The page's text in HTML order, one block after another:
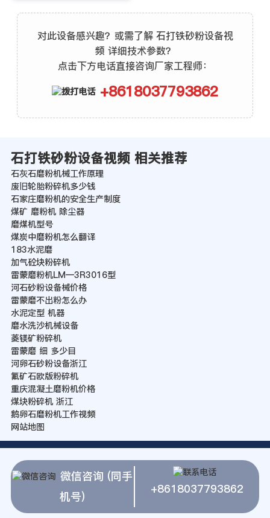
对此设备感兴趣？或需了解 石打铁砂粉设备视
频 详细技术参数？
点击下方电话直接咨询厂家工程师：
+8618037793862
石打铁砂粉设备视频 相关推荐
石灰石磨粉机械工作原理
废旧轮胎粉碎机多少钱
石家庄磨粉机的安全生产制度
煤矿 磨粉机 除尘器
磨煤机型号
煤炭中磨粉机怎么翻译
183水泥磨
加气砼块粉碎机
雷蒙磨粉机LM—3R3016型
河石砂粉设备械价格
雷蒙磨不出粉怎么办
水泥定型 机器
磨水洗沙机械设备
菱镁矿粉碎机
雷蒙磨 细 多少目
河卵石砂粉设备浙江
氟矿石欧版粉碎机
重庆混凝土磨粉机价格
煤块粉碎机 浙江
鹅卵石磨粉机工作视频
网站地图
微信咨询 (同手
机号)
+8618037793862